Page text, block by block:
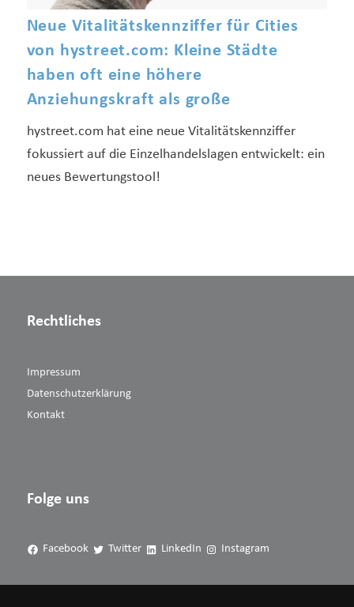
Neue Vitalitätskennziffer für Cities
von hystreet.com: Kleine Städte
haben oft eine höhere
Anziehungskraft als große
hystreet.com hat eine neue Vitalitätskennziffer
fokussiert auf die Einzelhandelslagen entwickelt: ein
neues Bewertungstool!
Rechtliches
Impressum
Datenschutzerklärung
Kontakt
Folge uns
Facebook Twitter LinkedIn Instagram